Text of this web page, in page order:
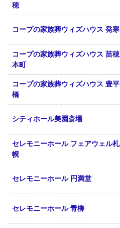
穂
コープの家族葬ウィズハウス 発寒
コープの家族葬ウィズハウス 苗穂
本町
コープの家族葬ウィズハウス 豊平
橋
シティホール美園斎場
セレモニーホール フェアウェル札
幌
セレモニーホール 円満堂
セレモニーホール 青柳